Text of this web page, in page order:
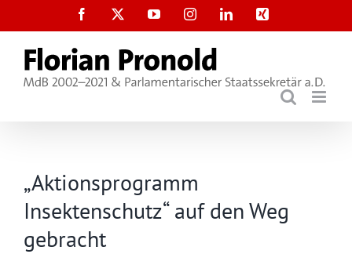
Facebook YouTubeInstagramLinkedInXing
„Aktionsprogramm
Insektenschutz“ auf den Weg
gebracht